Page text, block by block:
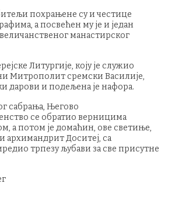
похрањене су и честице
а посвећен му је и један
манастирског
Литургије, коју је служио
Митрополит сремски Василије,
дарови и подељена је нафора.
сабрања, Његово
се обратио верницима
а потом је домаћин, ове светиње,
архимандрит Доситеј, са
трпезу љубави за све присутне